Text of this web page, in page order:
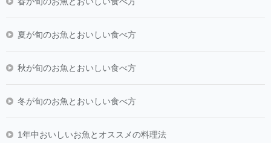
夏が旬のお魚とおいしい食べ方
秋が旬のお魚とおいしい食べ方
冬が旬のお魚とおいしい食べ方
1年中おいしいお魚とオススメの料理法